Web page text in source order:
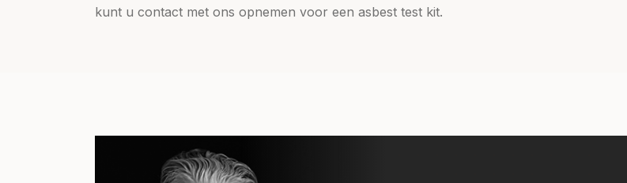
kunt u contact met ons opnemen voor een asbest test kit.